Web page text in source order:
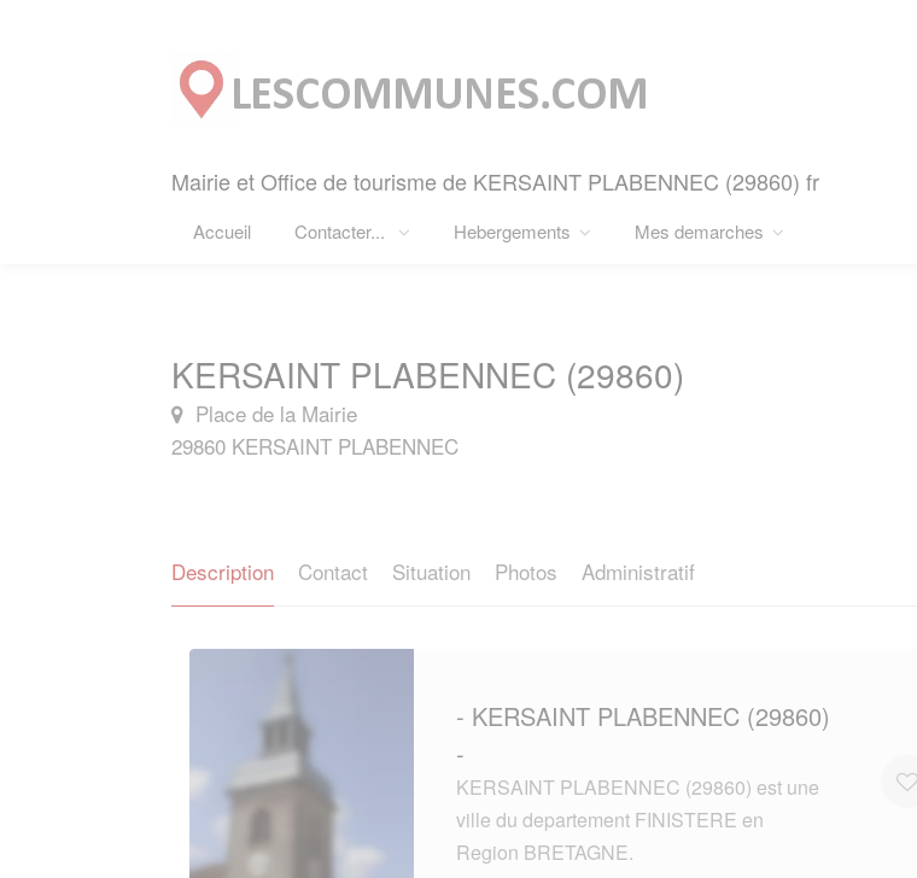
Mairie et Office de tourisme de KERSAINT PLABENNEC (29860) fr
Accueil Contacter... Hebergements Mes demarches
KERSAINT PLABENNEC (29860)
Place de la Mairie
29860 KERSAINT PLABENNEC
Description Contact Situation Photos Administratif
- KERSAINT PLABENNEC (29860)
-
KERSAINT PLABENNEC (29860) est une
ville du departement FINISTERE en
Region BRETAGNE.